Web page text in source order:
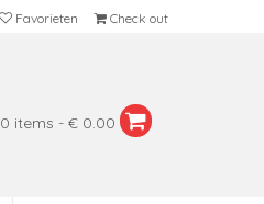
Favorieten Check out
0 items - € 0.00